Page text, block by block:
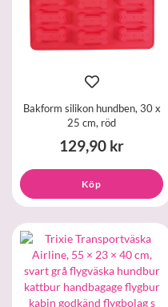
Bakform silikon hundben, 30 x
25 cm, röd
129,90 kr
Köp